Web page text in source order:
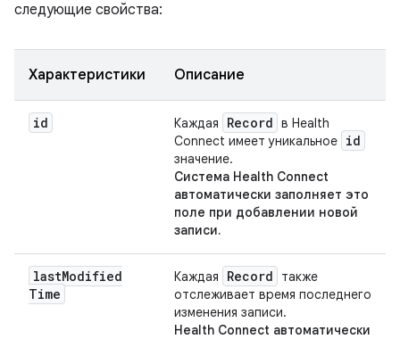
следующие свойства:
Характеристики Описание
id Каждая Record в Health
Connect имеет уникальное id
значение.
Система Health Connect
автоматически заполняет это
поле при добавлении новой
записи.
lastModified
Time
Каждая Record
также
отслеживает время последнего
изменения записи.
Health Connect автоматически